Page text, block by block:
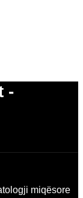
-
miqësore